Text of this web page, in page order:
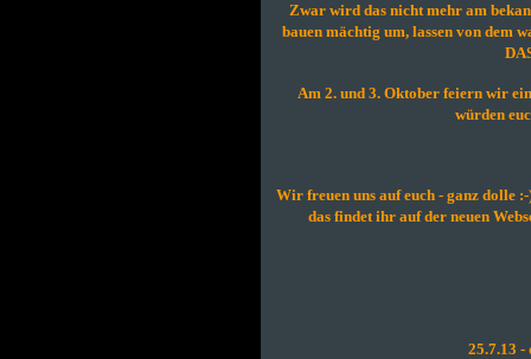
Zwar wird das nicht mehr am
bauen mächtig um, lassen von dem
Am 2. und 3. Oktober feiern wir
würden
Wir freuen uns auf euch - ganz dolle
das findet ihr auf der neuen
25.7.13 -